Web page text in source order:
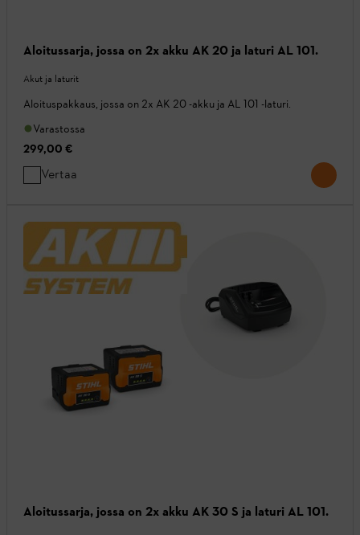
Aloitussarja, jossa on 2x akku AK 20 ja laturi AL 101.
Akut ja laturit
Aloituspakkaus, jossa on 2x AK 20 -akku ja AL 101 -laturi.
Varastossa
299,00 €
Vertaa
Aloitussarja, jossa on 2x akku AK 30 S ja laturi AL 101.